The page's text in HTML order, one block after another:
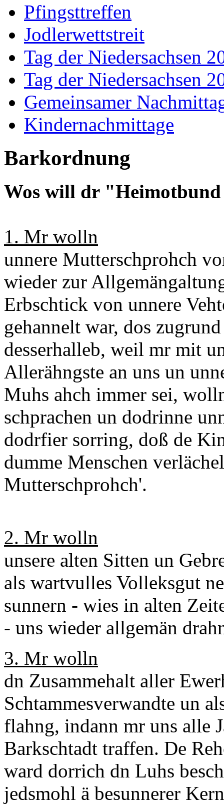
Pfingsttreffen
Jodlerwettstreit
Tag der Niedersachsen
Tag der Niedersachsen
Gemeinsamer
Kindernachmittage
Barkordnung
Wos will dr
1. Mr wolln
unnere Mutterschprohch
wieder zur
Erbschtick von unnere
gehannelt war, dos
desserhalleb, weil mr mit
Allerähngste an uns un
Muhs ahch immer sei,
schprachen un dodrinne
dodrfier sorring, doß de
dumme Menschen
Mutterschprohch'.
2. Mr wolln
unsere alten Sitten un
als wartvulles Volleksgut
sunnern - wies in alten
- uns wieder allgemän
3. Mr wolln
dn Zusammehalt aller
Schtammesverwandte un
flahng, indann mr uns alle
Barkschtadt traffen. De
ward dorrich dn Luhs
jedsmohl ä besunnerer